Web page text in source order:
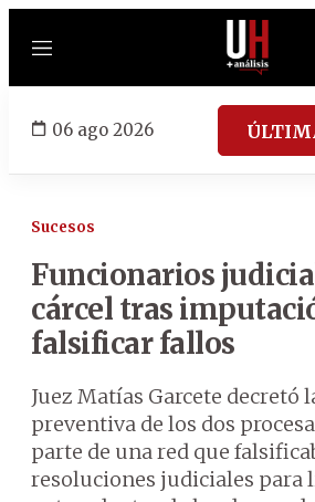
Menú
06 ago 2026
Sucesos
Funcionarios
cárcel tras
falsificar fallos
Juez Matías Garcete decretó
preventiva de los dos
parte de una red que
resoluciones judiciales para